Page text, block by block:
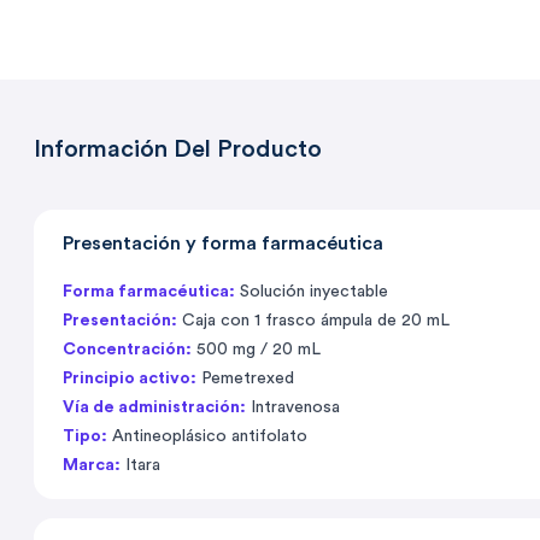
Información Del Producto
Presentación y forma farmacéutica
Forma farmacéutica: Solución inyectable
Presentación: Caja con 1 frasco ámpula de 20 mL
Concentración: 500 mg / 20 mL
Principio activo: Pemetrexed
Vía de administración: Intravenosa
Tipo: Antineoplásico antifolato
Marca: Itara